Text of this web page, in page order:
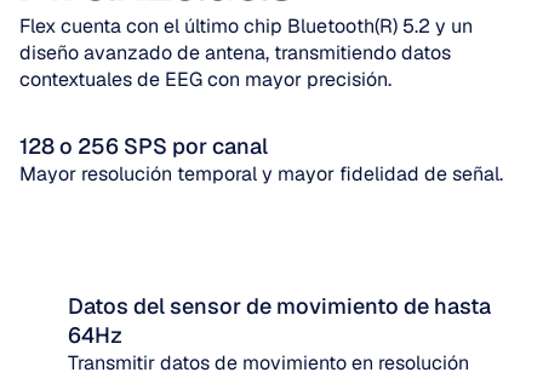
Flex cuenta con el último chip Bluetooth(R) 5.2 y un
diseño avanzado de antena, transmitiendo datos
contextuales de EEG con mayor precisión.
128 o 256 SPS por canal
Mayor resolución temporal y mayor fidelidad de señal.
Datos del sensor de movimiento de hasta
64Hz
Transmitir datos de movimiento en resolución